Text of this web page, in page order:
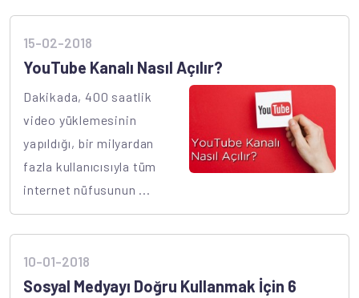
15-02-2018
YouTube Kanalı Nasıl Açılır?
Dakikada, 400 saatlik
video yüklemesinin
yapıldığı, bir milyardan
fazla kullanıcısıyla tüm
internet nüfusunun ...
10-01-2018
Sosyal Medyayı Doğru Kullanmak İçin 6